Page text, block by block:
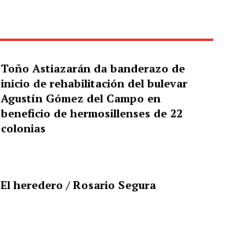
Toño Astiazarán da banderazo de
inicio de rehabilitación del bulevar
Agustín Gómez del Campo en
beneficio de hermosillenses de 22
colonias
El heredero / Rosario Segura